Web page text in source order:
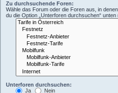
Zu durchsuchende Foren:
Wähle das Forum oder die Foren aus, in
du die Option „Unterforen durchsuchen“ unten
Unterforen durchsuchen:
Ja
Nein